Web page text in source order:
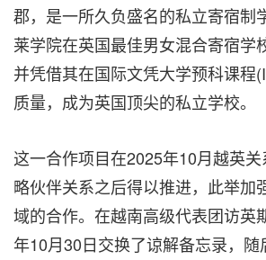
郡，是一所久负盛名的私立寄宿制
莱学院在英国最佳男女混合寄宿学
并凭借其在国际文凭大学预科课程
质量，成为英国顶尖的私立学校。
这一合作项目在2025年10月越英
略伙伴关系之后得以推进，此举加
域的合作。在越南高级代表团访英
年10月30日交换了谅解备忘录，随